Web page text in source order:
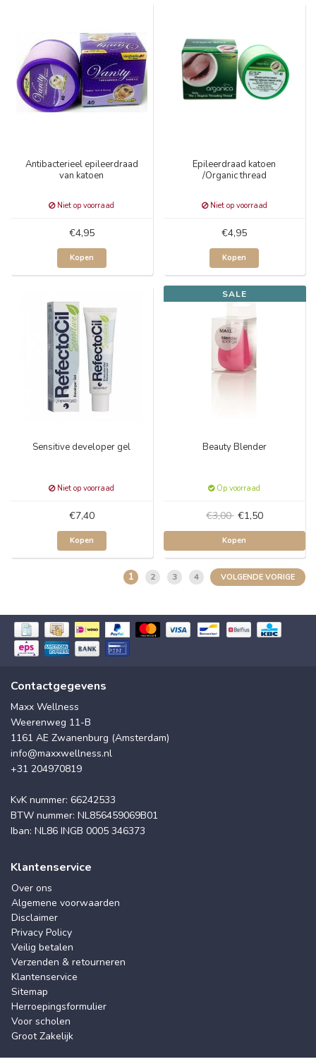
Antibacterieel epileerdraad
van katoen
Niet op voorraad
€4,95
Kopen
Epileerdraad katoen
/Organic thread
Niet op voorraad
€4,95
Kopen
Sensitive developer gel
Niet op voorraad
€7,40
Kopen
SALE
Beauty Blender
Op voorraad
€3,00 €1,50
Kopen
1 2 3 4 VOLGENDE VORIGE
Contactgegevens
Maxx Wellness
Weerenweg 11-B
1161 AE Zwanenburg (Amsterdam)
info@maxxwellness.nl
+31 204970819
KvK nummer: 66242533
BTW nummer: NL856459069B01
Iban: NL86 INGB 0005 346373
Klantenservice
Over ons
Algemene voorwaarden
Disclaimer
Privacy Policy
Veilig betalen
Verzenden & retourneren
Klantenservice
Sitemap
Herroepingsformulier
Voor scholen
Groot Zakelijk